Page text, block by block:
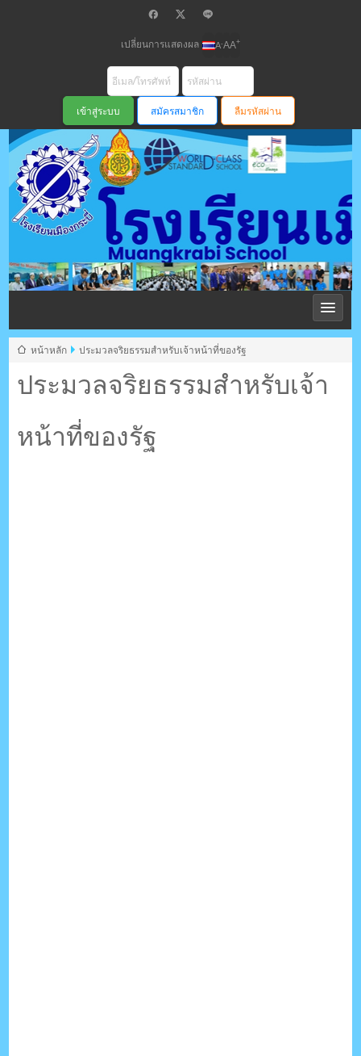
เปลี่ยนการแสดงผล A-AA+
สมัครสมาชิก ลืมรหัสผ่าน
โรงเรียนเมือง
กระบี่ สพม
ตรัง กระบี่
ระบบบริหารจัดการเว็บไซต์ (CMS) ด้วย Ajax โดยคนไทย
ประมวลจริยธรรมสำหรับเจ้า
หน้าที่ของรัฐ
หน้าหลัก ประมวลจริยธรรมสำหรับเจ้าหน้าที่ของรัฐ